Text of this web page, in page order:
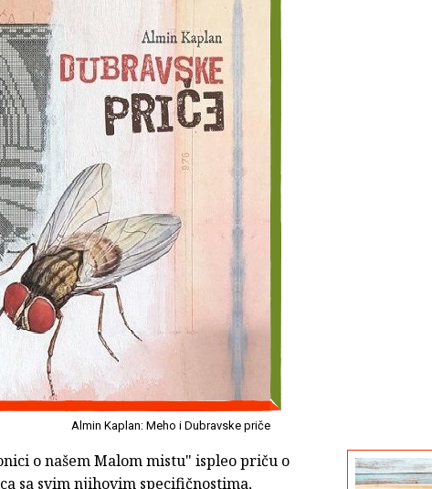
Almin Kaplan: Meho i Dubravske priče
o našem Malom mistu" ispleo priču o
sa svim njihovim specifičnostima,